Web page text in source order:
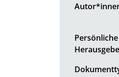
Persönliche